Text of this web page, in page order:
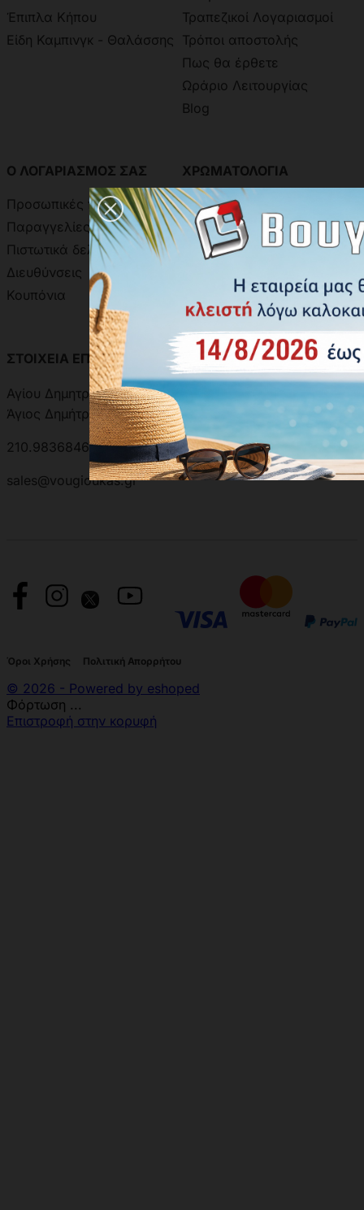
Έπιπλα Κήπου
Είδη Καμπινγκ - Θαλάσσης
Τραπεζικοί Λογαριασμοί
Τρόποι αποστολής
Πως θα έρθετε
Ωράριο Λειτουργίας
Blog
Ο ΛΟΓΑΡΙΑΣΜΟΣ ΣΑΣ
Προσωπικές πληροφορίες
Παραγγελίες
Πιστωτικά δελτία
Διευθύνσεις
Κουπόνια
ΧΡΩΜΑΤΟΛΟΓΙΑ
Χρωματολόγιο Ακρίτας
Χρωματολόγιο Aline
Δειγματολόγιο Πόμολων
ΣΤΟΙΧΕΙΑ ΕΠΙΚΟΙΝΩΝΙΑΣ
Αγίου Δημητρίου 301, 17342
Άγιος Δημήτριος, Ελλάδα
210.9836846 | 210.9881501
sales@vougioukas.gr
ΑΝΑΖΗΤΗΣΗ ΑΠΟΣΤΟΛΗΣ
Όροι Χρήσης Πολιτική Απορρήτου
© 2026 - Powered by eshoped
Φόρτωση ...
Επιστροφή στην κορυφή